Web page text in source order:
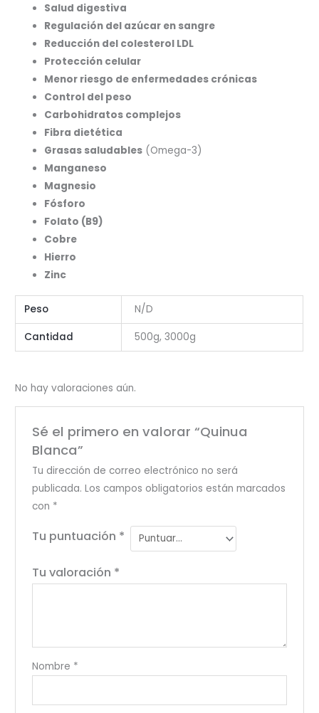
Salud digestiva
Regulación del azúcar en sangre
Reducción del colesterol LDL
Protección celular
Menor riesgo de enfermedades crónicas
Control del peso
Carbohidratos complejos
Fibra dietética
Grasas saludables (Omega-3)
Manganeso
Magnesio
Fósforo
Folato (B9)
Cobre
Hierro
Zinc
Peso N/D
Cantidad 500g, 3000g
No hay valoraciones aún.
Sé el primero en valorar “Quinua
Blanca”
Tu dirección de correo electrónico no será
publicada. Los campos obligatorios están marcados
con *
Tu puntuación *
Tu valoración *
Nombre *